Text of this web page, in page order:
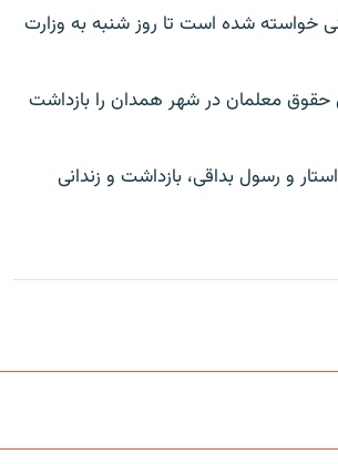
خواسته شده است تا روز شنبه به وزارت
معلمان در شهر همدان را بازداشت
و رسول بداقی، بازداشت و زندانی